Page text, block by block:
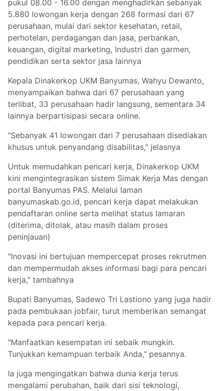
pukul 08.00 - 16.00 dengan menghadirkan sebanyak
5.880 lowongan kerja dengan 268 formasi dari 67
perusahaan, mulai dari sektor kesehatan, retail,
perhotelan, perdagangan dan jasa, perbankan,
keuangan, digital marketing, Industri dan garmen,
pendidikan serta sektor jasa lainnya
Kepala Dinakerkop UKM Banyumas, Wahyu Dewanto,
menyampaikan bahwa dari 67 perusahaan yang
terlibat, 33 perusahaan hadir langsung, sementara 34
lainnya berpartisipasi secara online.
"Sebanyak 41 lowongan dari 7 perusahaan disediakan
khusus untuk penyandang disabilitas," jelasnya
Untuk memudahkan pencari kerja, Dinakerkop UKM
kini mengintegrasikan sistem Simak Kerja Mas dengan
portal Banyumas PAS. Melalui laman
banyumaskab.go.id, pencari kerja dapat melakukan
pendaftaran online serta melihat status lamaran
(diterima, ditolak, atau masih dalam proses
peninjauan)
"Inovasi ini bertujuan mempercepat proses rekrutmen
dan mempermudah akses informasi bagi para pencari
kerja," tambahnya
Bupati Banyumas, Sadewo Tri Lastiono yang juga hadir
pada pembukaan jobfair, turut memberikan semangat
kepada para pencari kerja.
"Manfaatkan kesempatan ini sebaik mungkin.
Tunjukkan kemampuan terbaik Anda," pesannya.
Ia juga mengingatkan bahwa dunia kerja terus
mengalami perubahan, baik dari sisi teknologi,